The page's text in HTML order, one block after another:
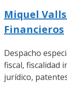
Miquel
Financieros
Despacho
fiscal, fiscalidad
jurídico,